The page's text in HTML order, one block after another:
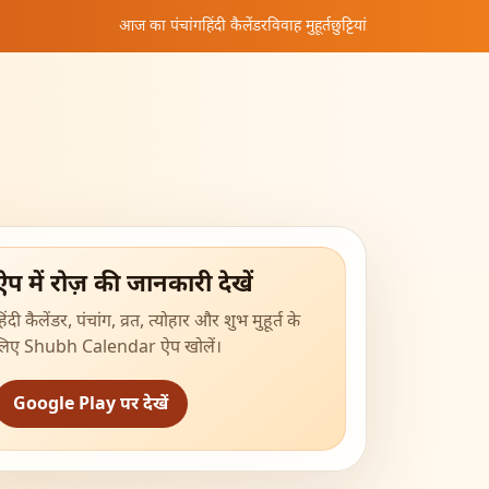
आज का पंचांगहिंदी कैलेंडरविवाह मुहूर्तछुट्टियां
में रोज़ की जानकारी देखें
कैलेंडर, पंचांग, व्रत, त्योहार और शुभ मुहूर्त के
Shubh Calendar ऐप खोलें।
Google Play पर देखें